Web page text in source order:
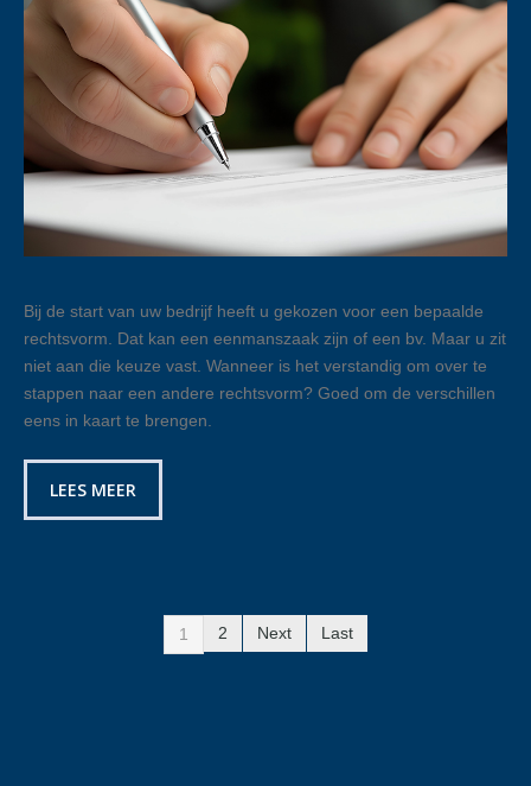
Bij de start van uw bedrijf heeft u gekozen voor een bepaalde
rechtsvorm. Dat kan een eenmanszaak zijn of een bv. Maar u zit
niet aan die keuze vast. Wanneer is het verstandig om over te
stappen naar een andere rechtsvorm? Goed om de verschillen
eens in kaart te brengen.
LEES MEER
1 2 Next Last